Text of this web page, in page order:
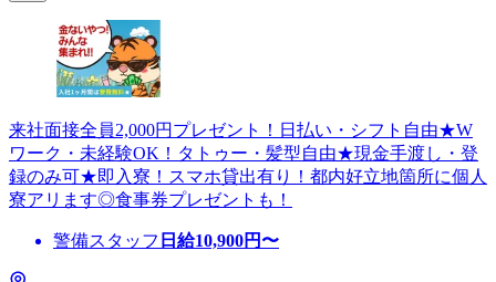
来社面接全員2,000円プレゼント！日払い・シフト自由★W
ワーク・未経験OK！タトゥー・髪型自由★現金手渡し・登
録のみ可★即入寮！スマホ貸出有り！都内好立地箇所に個人
寮アリます◎食事券プレゼントも！
警備スタッフ 日給10,900円〜